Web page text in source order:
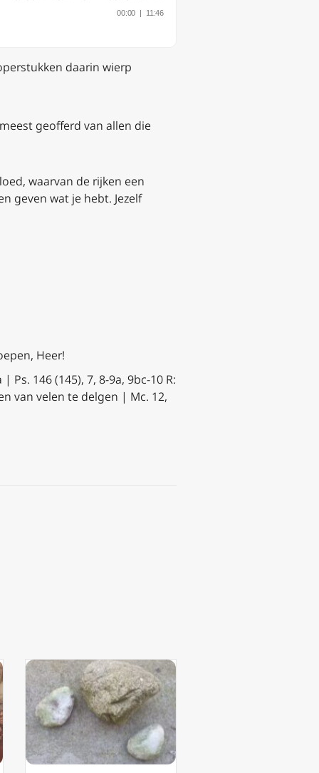
daarin wierp
geofferd van allen die
waarvan de rijken een
geven wat je hebt. Jezelf
Heer!
| Ps. 146 (145), 7, 8-9a, 9bc-10 R:
van velen te delgen | Mc. 12,